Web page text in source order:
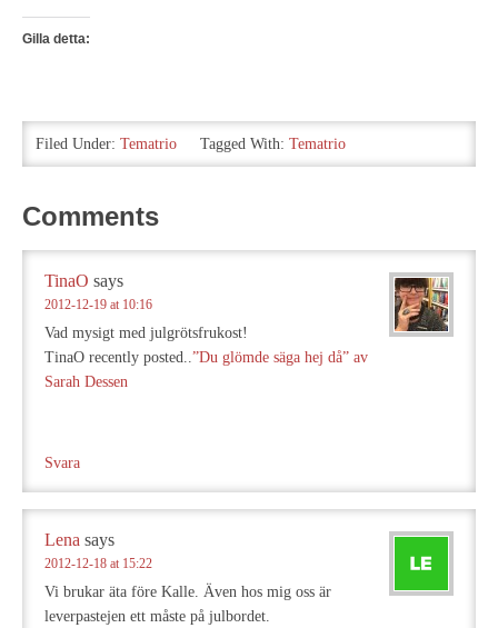
Gilla detta:
Filed Under: Tematrio Tagged With: Tematrio
Comments
TinaO says
2012-12-19 at 10:16
Vad mysigt med julgrötsfrukost!
TinaO recently posted..”Du glömde säga hej då” av
Sarah Dessen
Svara
Lena says
2012-12-18 at 15:22
Vi brukar äta före Kalle. Även hos mig oss är
leverpastejen ett måste på julbordet.